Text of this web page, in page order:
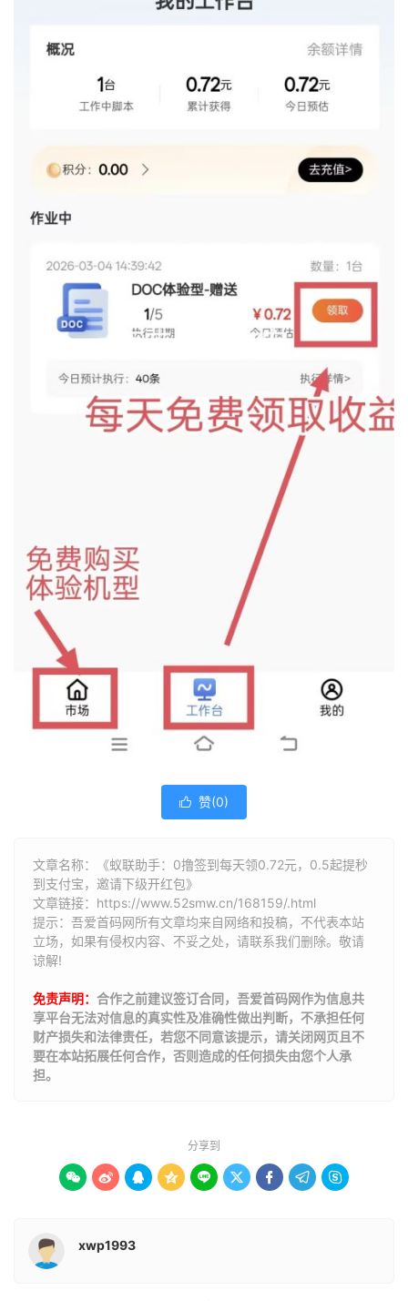
 赞(0)
文章名称：《蚁联助手：0撸签到每天领0.72元，0.5起提秒
到支付宝，邀请下级开红包》
文章链接： https://www.52smw.cn/168159/.html
提示：吾爱首码网所有文章均来自网络和投稿，不代表本站
立场，如果有侵权内容、不妥之处，请联系我们删除。敬请
谅解!
免责声明： 合作之前建议签订合同，吾爱首码网作为信息共
享平台无法对信息的真实性及准确性做出判断，不承担任何
财产损失和法律责任，若您不同意该提示，请关闭网页且不
要在本站拓展任何合作，否则造成的任何损失由您个人承
担。
分享到
        
xwp1993